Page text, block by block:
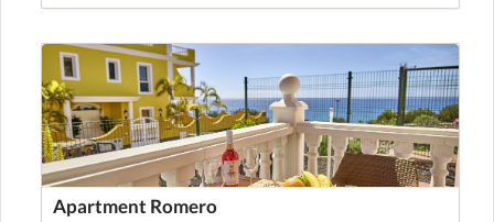
Apartment Romero